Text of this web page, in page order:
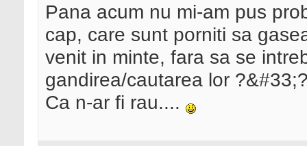
Pana acum nu mi-am pus
cap, care sunt porniti sa
venit in minte, fara sa se
gandirea/cautarea lor
Ca n-ar fi rau....